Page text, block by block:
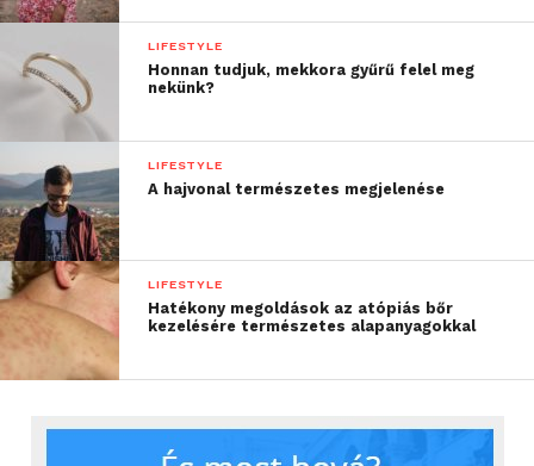
LIFESTYLE
Honnan tudjuk, mekkora gyűrű felel meg
nekünk?
LIFESTYLE
A hajvonal természetes megjelenése
LIFESTYLE
Hatékony megoldások az atópiás bőr
kezelésére természetes alapanyagokkal